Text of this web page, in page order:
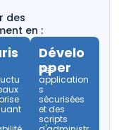
des
en :
Dévelo
pper
Des
application
s
sécurisées
et des
scripts